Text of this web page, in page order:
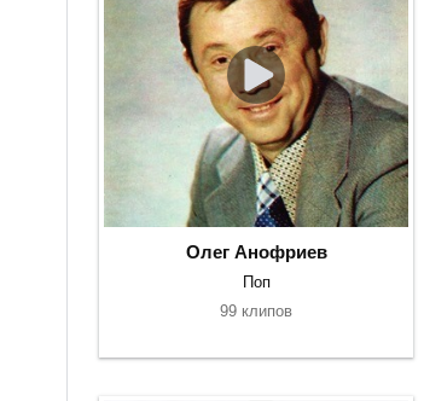
Олег Анофриев
Поп
99 клипов